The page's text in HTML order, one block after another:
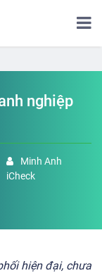
nghiệp
Minh Anh
iCheck
hiện đại, chưa